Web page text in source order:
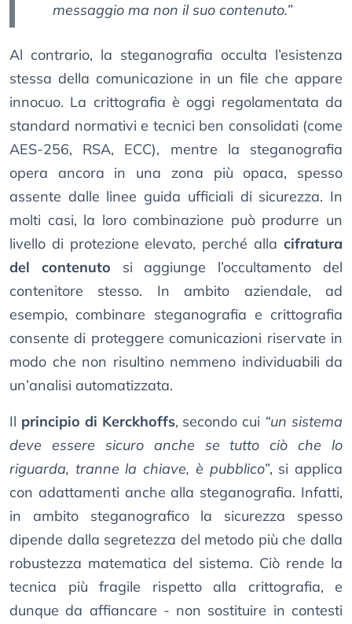
messaggio ma non il suo contenuto.”
Al contrario, la steganografia occulta l’esistenza
stessa della comunicazione in un file che appare
innocuo. La crittografia è oggi regolamentata da
standard normativi e tecnici ben consolidati (come
AES-256, RSA, ECC), mentre la steganografia
opera ancora in una zona più opaca, spesso
assente dalle linee guida ufficiali di sicurezza. In
molti casi, la loro combinazione può produrre un
livello di protezione elevato, perché alla cifratura
del contenuto si aggiunge l’occultamento del
contenitore stesso. In ambito aziendale, ad
esempio, combinare steganografia e crittografia
consente di proteggere comunicazioni riservate in
modo che non risultino nemmeno individuabili da
un’analisi automatizzata.
Il principio di Kerckhoffs, secondo cui “un sistema
deve essere sicuro anche se tutto ciò che lo
riguarda, tranne la chiave, è pubblico”, si applica
con adattamenti anche alla steganografia. Infatti,
in ambito steganografico la sicurezza spesso
dipende dalla segretezza del metodo più che dalla
robustezza matematica del sistema. Ciò rende la
tecnica più fragile rispetto alla crittografia, e
dunque da affiancare - non sostituire in contesti